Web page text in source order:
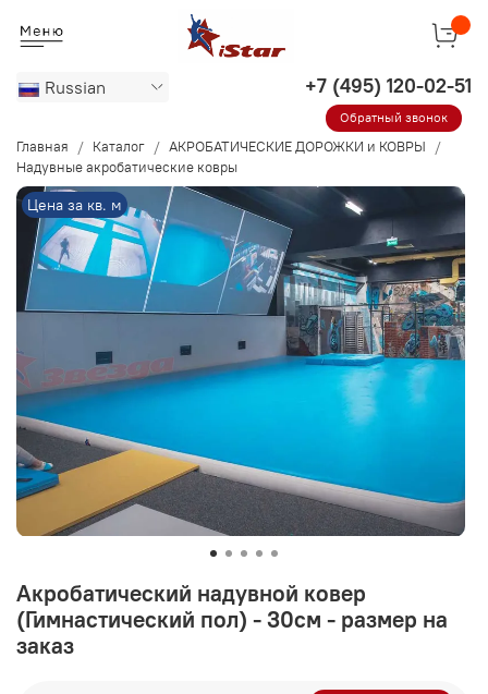
Russian
Обратный звонок
Главная Каталог
АКРОБАТИЧЕСКИЕ ДОРОЖКИ и КОВРЫ
Надувные акробатические ковры
Цена за кв. м
Акробатический надувной ковер
(Гимнастический пол) - 30см - размер на
заказ